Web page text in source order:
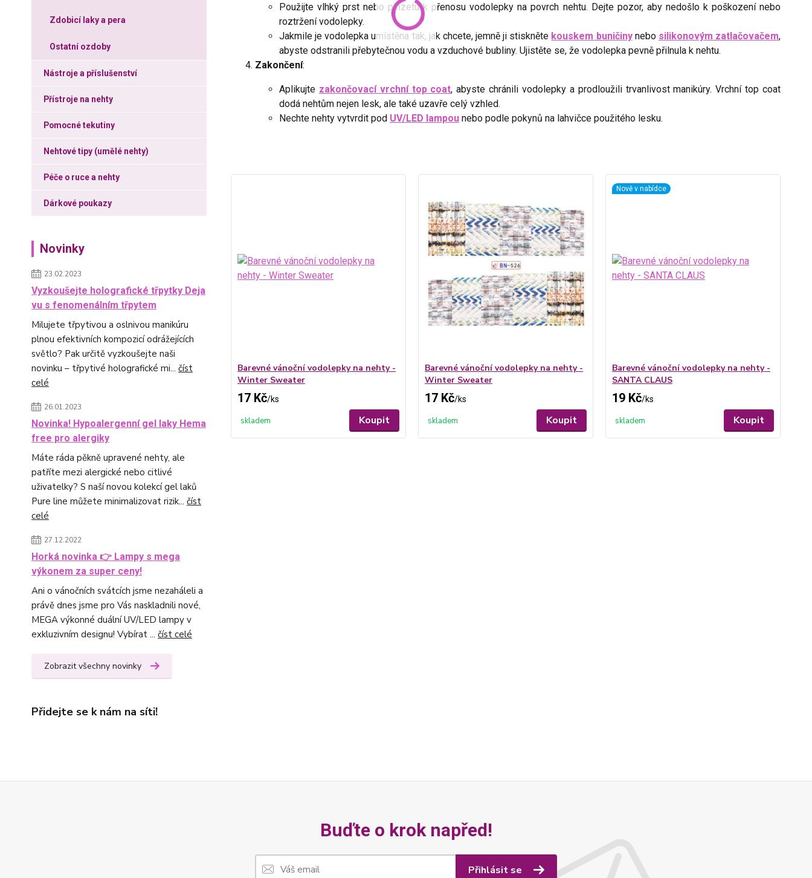
Zdobicí laky a pera
Ostatní ozdoby
Nástroje a příslušenství
Přístroje na nehty
Pomocné tekutiny
Nehtové tipy (umělé nehty)
Péče o ruce a nehty
Dárkové poukazy
Novinky
23.02.2023
Vyzkoušejte holografické třpytky Deja
vu s fenomenálním třpytem
Milujete třpytivou a oslnivou manikúru
plnou efektivních kompozicí odrážejících
světlo? Pak určitě vyzkoušejte naši
novinku – třpytivé holografické mi... číst
celé
26.01.2023
Novinka! Hypoalergenní gel laky Hema
free pro alergiky
Máte ráda pěkně upravené nehty, ale
patříte mezi alergické nebo citlivé
uživatelky? S naší novou kolekcí gel laků
Pure line můžete minimalizovat rizik... číst
celé
27.12.2022
Horká novinka 👉 Lampy s mega
výkonem za super ceny!
Ani o vánočních svátcích jsme nezaháleli a
právě dnes jsme pro Vás naskladnili nové,
MEGA výkonné duální UV/LED lampy v
exkluzivním designu! Vybírat ... číst celé
Zobrazit všechny novinky
Přidejte se k nám na síti!
Použijte vlhký prst nebo pinzetu k přenosu vodolepky na povrch nehtu. Dejte pozor, aby nedošlo k poškození nebo
roztržení vodolepky.
Jakmile je vodolepka umístěna tak, jak chcete, jemně ji stiskněte kouskem buničinynebo silikonovým zatlačovačem,
abyste odstranili přebytečnou vodu a vzduchové bubliny. Ujistěte se, že vodolepka pevně přilnula k nehtu.
Zakončení:
Aplikujte zakončovací vrchní top coat, abyste chránili vodolepky a prodloužili trvanlivost manikúry. Vrchní top coat
dodá nehtům nejen lesk, ale také uzavře celý vzhled.
Nechte nehty vytvrdit pod UV/LED lampounebo podle pokynů na lahvičce použitého lesku.
Barevné vánoční vodolepky na nehty -
Winter Sweater
17 Kč/ks
skladem Koupit
Barevné vánoční vodolepky na nehty -
Winter Sweater
17 Kč/ks
skladem Koupit
Nově v nabídce
Barevné vánoční vodolepky na nehty -
SANTA CLAUS
19 Kč/ks
skladem Koupit
Buďte o krok napřed!
Přihlásit se